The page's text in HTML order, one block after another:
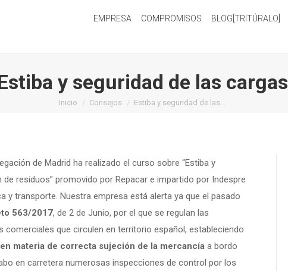
EMPRESA COMPROMISOS BLOG[TRITÚRALO]
y seguridad de las cargas
Estás aquí:
Inicio Consejos Estiba y seguridad de las…
de Madrid ha realizado el curso sobre “Estiba y
residuos” promovido por Repacar e impartido por Indespre
y transporte. Nuestra empresa está alerta ya que el pasado
563/2017, de 2 de Junio, por el que se regulan las
que circulen en territorio español, estableciendo
materia de correcta sujeción de la mercancía a bordo
en carretera numerosas inspecciones de control por los